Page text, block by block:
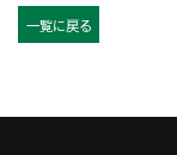
一覧に戻る